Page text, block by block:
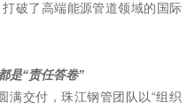
破了高端能源管道领域的国际
是“责任答卷”
满交付，珠江钢管团队以“组织